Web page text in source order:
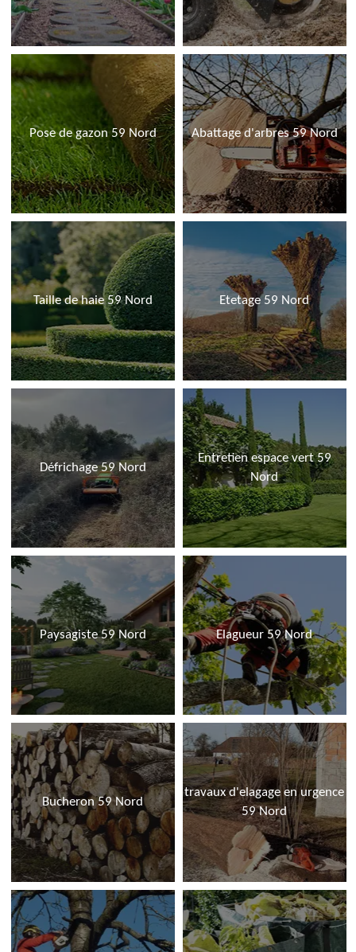
Pose de gazon 59 Nord Abattage d'arbres 59 Nord
Taille de haie 59 Nord Etetage 59 Nord
Défrichage 59 Nord
Entretien espace vert 59
Nord
Paysagiste 59 Nord Elagueur 59 Nord
Bucheron 59 Nord
travaux d'elagage en urgence
59 Nord